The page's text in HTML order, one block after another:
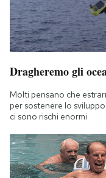
Dragheremo gli
Molti pensano che
per sostenere lo
ci sono rischi enormi